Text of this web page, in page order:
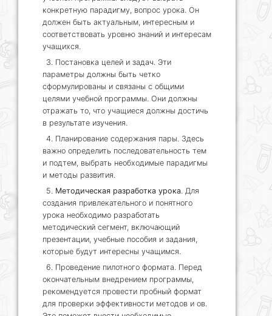
конкретную парадигму, вопрос урока. Он
должен быть актуальным, интересным и
соответствовать уровню знаний и интересам
учащихся.
3. Постановка целей и задач. Эти
параметры должны быть четко
сформулированы и связаны с общими
целями учебной программы. Они должны
отражать то, что учащиеся должны достичь
в результате изучения.
4. Планирование содержания пары. Здесь
важно определить последовательность тем
и подтем, выбрать необходимые парадигмы
и методы развития.
5. Методическая разработка урока . Для
создания привлекательного и понятного
урока необходимо разработать
методический сегмент, включающий
презентации, учебные пособия и задания,
которые будут интересны учащимся.
6. Проведение пилотного формата. Перед
окончательным внедрением программы,
рекомендуется провести пробный формат
для проверки эффективности методов и ов.